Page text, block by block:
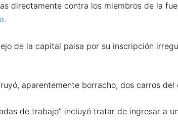
directamente contra los miembros de la
.
de la capital paisa por su inscripción
aparentemente borracho, dos carros del
de trabajo” incluyó tratar de ingresar a